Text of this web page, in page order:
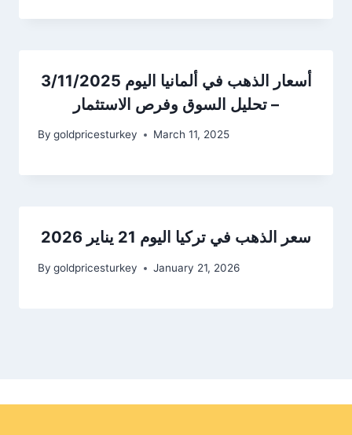
أسعار الذهب في ألمانيا اليوم 3/11/2025
– تحليل السوق وفرص الاستثمار
By goldpricesturkey March 11, 2025
سعر الذهب في تركيا اليوم 21 يناير 2026
By goldpricesturkey January 21, 2026